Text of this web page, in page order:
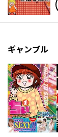
ギャンブル